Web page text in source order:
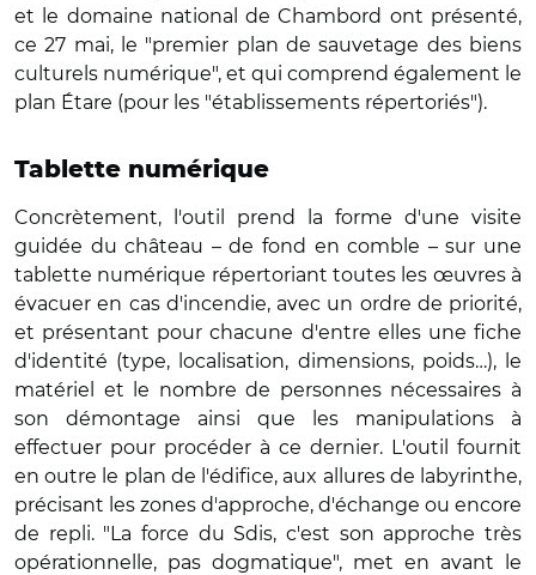
et le domaine national de Chambord ont présenté,
ce 27 mai, le "premier plan de sauvetage des biens
culturels numérique", et qui comprend également le
plan Étare (pour les "établissements répertoriés").
Tablette numérique
Concrètement, l'outil prend la forme d'une visite
guidée du château – de fond en comble – sur une
tablette numérique répertoriant toutes les œuvres à
évacuer en cas d'incendie, avec un ordre de priorité,
et présentant pour chacune d'entre elles une fiche
d'identité (type, localisation, dimensions, poids…), le
matériel et le nombre de personnes nécessaires à
son démontage ainsi que les manipulations à
effectuer pour procéder à ce dernier. L'outil fournit
en outre le plan de l'édifice, aux allures de labyrinthe,
précisant les zones d'approche, d'échange ou encore
de repli. "La force du Sdis, c'est son approche très
opérationnelle, pas dogmatique", met en avant le